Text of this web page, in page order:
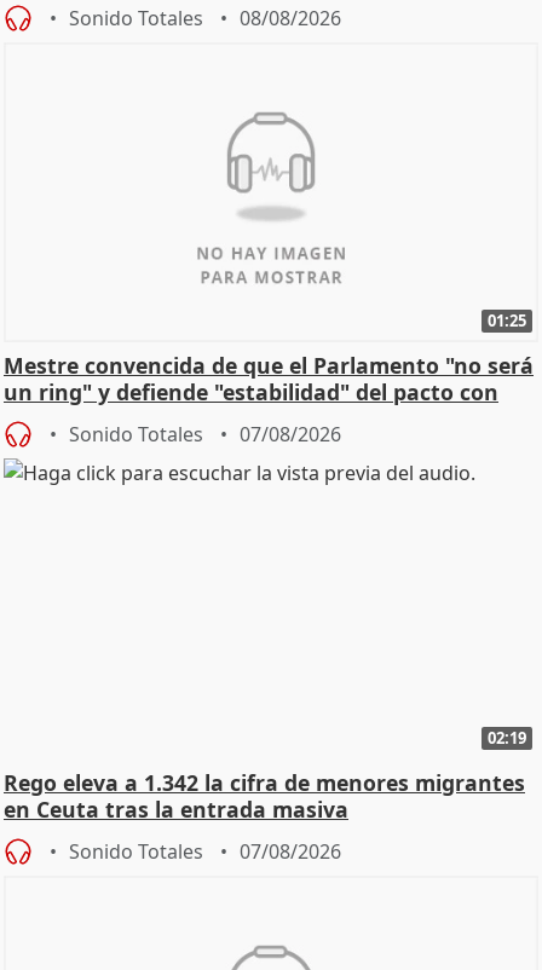
Sonido Totales 08/08/2026
01:25
Mestre convencida de que el Parlamento "no será
un ring" y defiende "estabilidad" del pacto con
Vox
Sonido Totales 07/08/2026
02:19
Rego eleva a 1.342 la cifra de menores migrantes
en Ceuta tras la entrada masiva
Sonido Totales 07/08/2026